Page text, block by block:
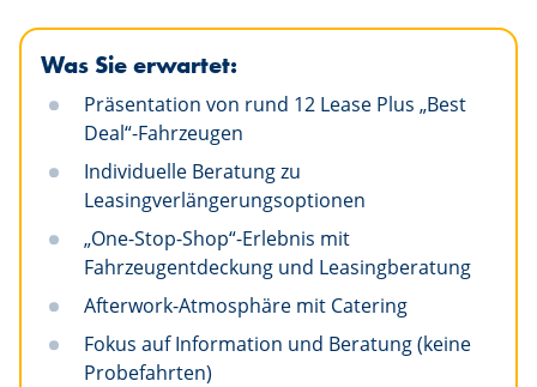
Was Sie erwartet:
Präsentation von rund 12 Lease Plus „Best
Deal“-Fahrzeugen
Individuelle Beratung zu
Leasingverlängerungsoptionen
„One-Stop-Shop“-Erlebnis mit
Fahrzeugentdeckung und Leasingberatung
Afterwork-Atmosphäre mit Catering
Fokus auf Information und Beratung (keine
Probefahrten)